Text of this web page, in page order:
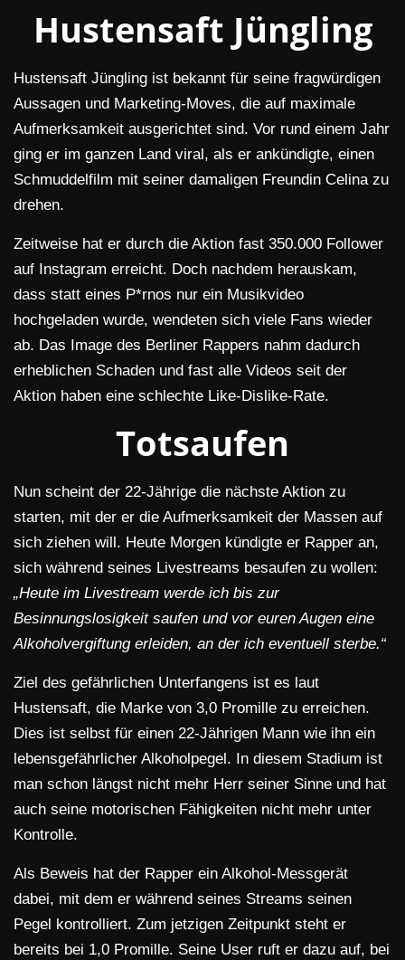
Hustensaft Jüngling
Hustensaft Jüngling ist bekannt für seine fragwürdigen
Aussagen und Marketing-Moves, die auf maximale
Aufmerksamkeit ausgerichtet sind. Vor rund einem Jahr
ging er im ganzen Land viral, als er ankündigte, einen
Schmuddelfilm mit seiner damaligen Freundin Celina zu
drehen.
Zeitweise hat er durch die Aktion fast 350.000 Follower
auf Instagram erreicht. Doch nachdem herauskam,
dass statt eines P*rnos nur ein Musikvideo
hochgeladen wurde, wendeten sich viele Fans wieder
ab. Das Image des Berliner Rappers nahm dadurch
erheblichen Schaden und fast alle Videos seit der
Aktion haben eine schlechte Like-Dislike-Rate.
Totsaufen
Nun scheint der 22-Jährige die nächste Aktion zu
starten, mit der er die Aufmerksamkeit der Massen auf
sich ziehen will. Heute Morgen kündigte er Rapper an,
sich während seines Livestreams besaufen zu wollen:
„Heute im Livestream werde ich bis zur
Besinnungslosigkeit saufen und vor euren Augen eine
Alkoholvergiftung erleiden, an der ich eventuell sterbe.“
Ziel des gefährlichen Unterfangens ist es laut
Hustensaft, die Marke von 3,0 Promille zu erreichen.
Dies ist selbst für einen 22-Jährigen Mann wie ihn ein
lebensgefährlicher Alkoholpegel. In diesem Stadium ist
man schon längst nicht mehr Herr seiner Sinne und hat
auch seine motorischen Fähigkeiten nicht mehr unter
Kontrolle.
Als Beweis hat der Rapper ein Alkohol-Messgerät
dabei, mit dem er während seines Streams seinen
Pegel kontrolliert. Zum jetzigen Zeitpunkt steht er
bereits bei 1,0 Promille. Seine User ruft er dazu auf, bei